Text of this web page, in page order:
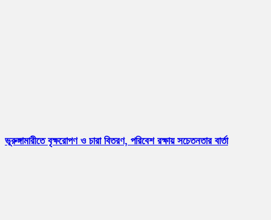
ভূরুঙ্গামারীতে বৃক্ষরোপণ ও চারা বিতরণ, পরিবেশ রক্ষায় সচেতনতার বার্তা